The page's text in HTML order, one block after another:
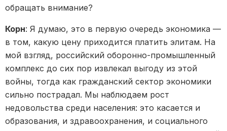
обращать внимание?
Корн: Я думаю, это в первую очередь экономика —
в том, какую цену приходится платить элитам. На
мой взгляд, российский оборонно-промышленный
комплекс до сих пор извлекал выгоду из этой
войны, тогда как гражданский сектор экономики
сильно пострадал. Мы наблюдаем рост
недовольства среди населения: это касается и
образования, и здравоохранения, и социального